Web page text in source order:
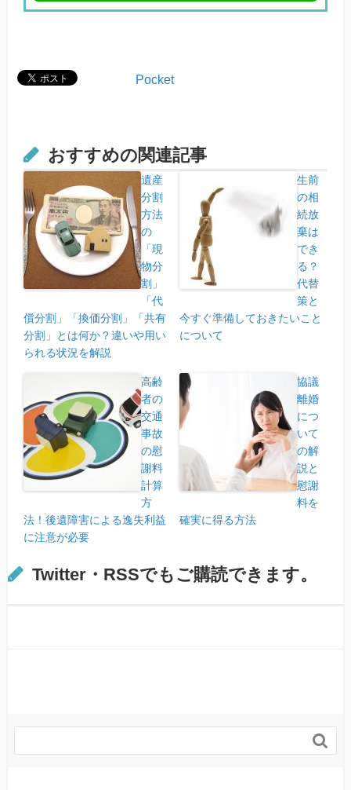
Pocket
おすすめの関連記事
遺産
分割
方法
の
「現
物分
割」
「代
償分割」「換価分割」「共有
分割」とは何か？違いや用い
られる状況を解説
生前
の相
続放
棄は
でき
る？
代替
策と
今すぐ準備しておきたいこと
について
高齢
者の
交通
事故
の慰
謝料
計算
方
法！後遺障害による逸失利益
に注意が必要
協議
離婚
につ
いて
の解
説と
慰謝
料を
確実に得る方法
Twitter・RSSでもご購読できます。
